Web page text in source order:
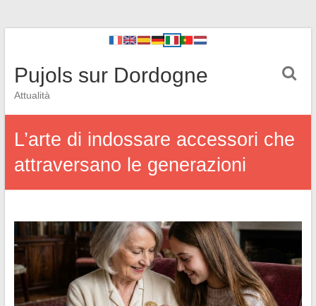
Pujols sur Dordogne
Attualità
L’arte di indossare accessori che
attraversano le generazioni